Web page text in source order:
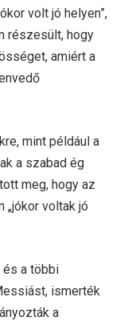
volt jó helyen”,
részesült, hogy
amiért a
mint például a
a szabad ég
meg, hogy az
„jókor voltak jó
és a többi
ismerték
a